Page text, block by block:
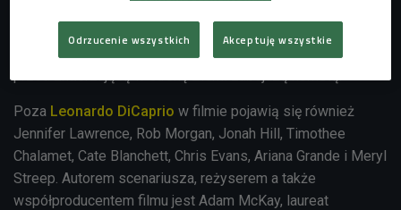
wyruszających w tournée po mediach, aby ostrzec ludzkość
Poza Leonardo DiCaprio w filmie pojawią się również
Jennifer Lawrence, Rob Morgan, Jonah Hill, Timothee
Chalamet, Cate Blanchett, Chris Evans, Ariana Grande i Meryl
Streep. Autorem scenariusza, reżyserem a także
współproducentem filmu jest Adam McKay, laureat
Odrzucenie wszystkich Akceptuję wszystkie